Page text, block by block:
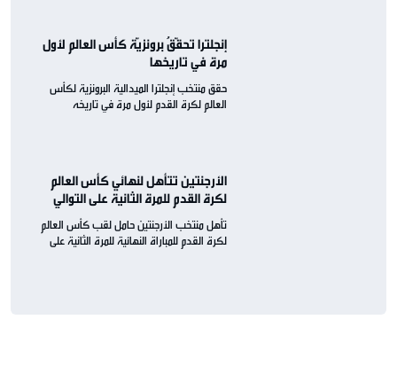
إنجلترا تحقّقُ برونزيّة كأس العالم لأول
مرة في تاريخها
حقق منتخب إنجلترا الميدالية البرونزية لكأس
العالم لكرة القدم لأول مرة في تاريخه
الأرجنتين تتأهل لنهائي كأس العالم
لكرة القدم للمرة الثانية على التوالي
تأهل منتخب الأرجنتين حامل لقب كأس العالم
لكرة القدم للمباراة النهائية للمرة الثانية على